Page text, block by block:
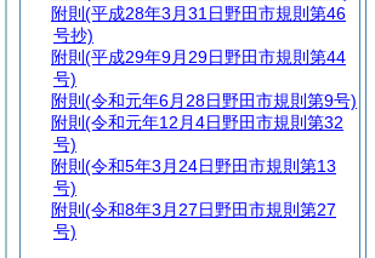
附則 (平成28年3月31日野田市規則第46
号抄)
附則 (平成29年9月29日野田市規則第44
号)
附則 (令和元年6月28日野田市規則第9号)
附則 (令和元年12月4日野田市規則第32
号)
附則 (令和5年3月24日野田市規則第13
号)
附則 (令和8年3月27日野田市規則第27
号)